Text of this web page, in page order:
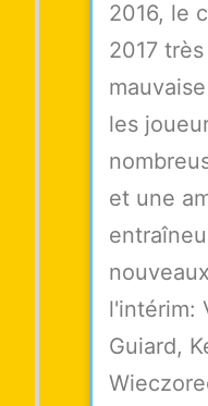
2016, le
2017
les
et une
l'intérim:
Guiard,